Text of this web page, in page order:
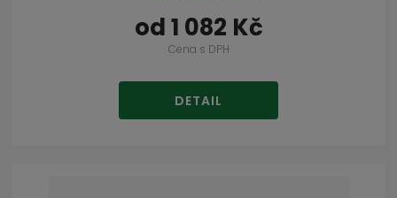
od1 082 Kč
Cena s DPH
DETAIL